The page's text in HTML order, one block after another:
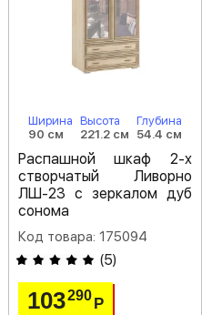
Ширина
90 см
Высота
221.2 см
Глубина
54.4 см
Распашной шкаф 2-х
створчатый Ливорно
ЛШ-23 с зеркалом дуб
сонома
Код товара: 175094
(5)
103290 Р